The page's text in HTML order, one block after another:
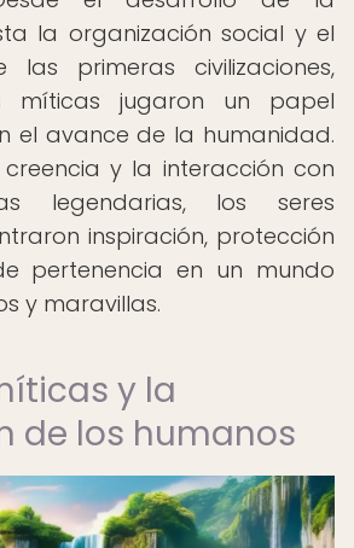
la organización social y el
las primeras civilizaciones,
míticas jugaron un papel
el avance de la humanidad.
y la interacción con
legendarias, los seres
inspiración, protección
pertenencia en un mundo
y maravillas.
y la
de los humanos